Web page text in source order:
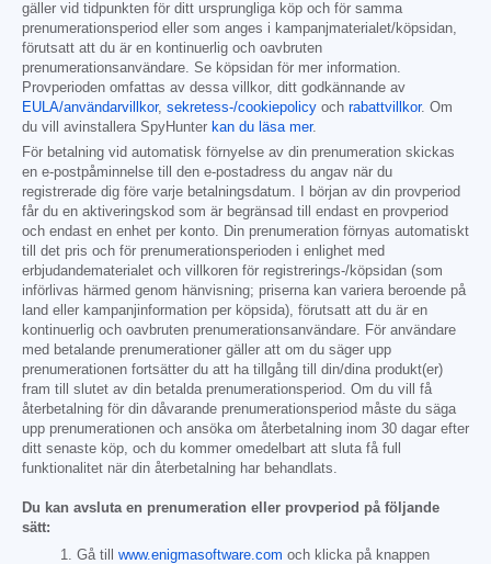
gäller vid tidpunkten för ditt ursprungliga köp och för samma
prenumerationsperiod eller som anges i kampanjmaterialet/köpsidan,
förutsatt att du är en kontinuerlig och oavbruten
prenumerationsanvändare. Se köpsidan för mer information.
Provperioden omfattas av dessa villkor, ditt godkännande av
EULA/användarvillkor, sekretess-/cookiepolicy och rabattvillkor. Om
du vill avinstallera SpyHunter kan du läsa mer.
För betalning vid automatisk förnyelse av din prenumeration skickas
en e-postpåminnelse till den e-postadress du angav när du
registrerade dig före varje betalningsdatum. I början av din provperiod
får du en aktiveringskod som är begränsad till endast en provperiod
och endast en enhet per konto. Din prenumeration förnyas automatiskt
till det pris och för prenumerationsperioden i enlighet med
erbjudandematerialet och villkoren för registrerings-/köpsidan (som
införlivas härmed genom hänvisning; priserna kan variera beroende på
land eller kampanjinformation per köpsida), förutsatt att du är en
kontinuerlig och oavbruten prenumerationsanvändare. För användare
med betalande prenumerationer gäller att om du säger upp
prenumerationen fortsätter du att ha tillgång till din/dina produkt(er)
fram till slutet av din betalda prenumerationsperiod. Om du vill få
återbetalning för din dåvarande prenumerationsperiod måste du säga
upp prenumerationen och ansöka om återbetalning inom 30 dagar efter
ditt senaste köp, och du kommer omedelbart att sluta få full
funktionalitet när din återbetalning har behandlats.
Du kan avsluta en prenumeration eller provperiod på följande
sätt:
Gå till www.enigmasoftware.com och klicka på knappen